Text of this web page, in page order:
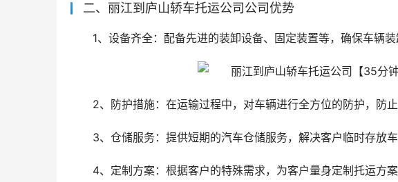
二、丽江到庐山轿车托运公司公司优势
1、设备齐全：配备先进的装卸设备、固定装置等，确保车辆装
2、防护措施：在运输过程中，对车辆进行全方位的防护，防
3、仓储服务：提供短期的汽车仓储服务，解决客户临时存放车
4、定制方案：根据客户的特殊需求，为客户量身定制托运方案